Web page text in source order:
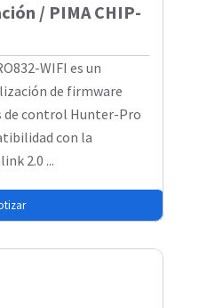
/ PIMA CHIP-
WIFI es un
de firmware
de control Hunter-Pro
con la
2.0 ...